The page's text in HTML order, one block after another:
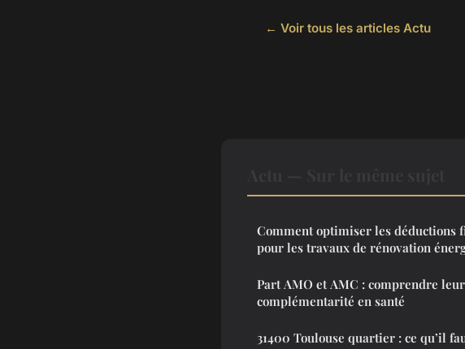
← Voir tous les articles Actu
Comment optimiser les déductions
pour les travaux de rénovation
Part AMO et AMC : comprendre leur
complémentarité en santé
31400 Toulouse quartier : ce qu’il